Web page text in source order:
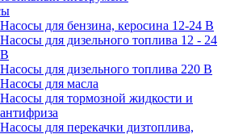
Насосы для бензина, керосина 12-24 В
Насосы для дизельного топлива 12 - 24
В
Насосы для дизельного топлива 220 В
Насосы для масла
Насосы для тормозной жидкости и
антифриза
Насосы для перекачки дизтоплива,